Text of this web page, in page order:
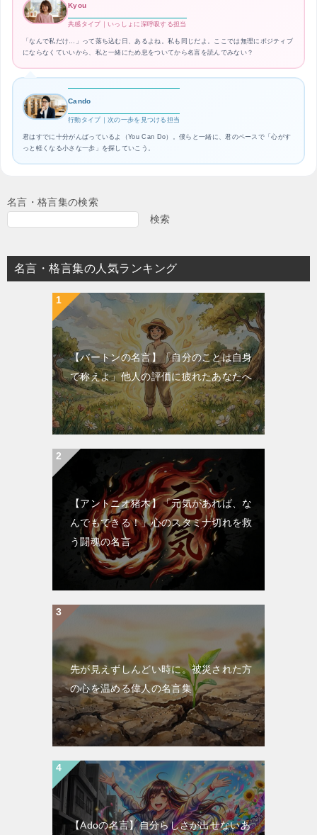
Kyou
共感タイプ｜いっしょに深呼吸する担当
「なんで私だけ…」って落ち込む日、あるよね。私も同じだよ。ここでは無理にポジティブ
にならなくていいから、私と一緒にため息をついてから名言を読んでみない？
Cando
行動タイプ｜次の一歩を見つける担当
君はすでに十分がんばっているよ（You Can Do）。僕らと一緒に、君のペースで「心がす
っと軽くなる小さな一歩」を探していこう。
名言・格言集の検索
検索
名言・格言集の人気ランキング
【バートンの名言】「自分のことは自身
で称えよ」他人の評価に疲れたあなたへ
【アントニオ猪木】「元気があれば、な
んでもできる！」心のスタミナ切れを救
う闘魂の名言
先が見えずしんどい時に。被災された方
の心を温める偉人の名言集
【Adoの名言】自分らしさが出せないあ